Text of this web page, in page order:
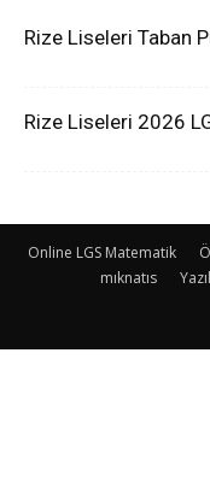
Rize Liseleri Taban
Rize Liseleri 2026
Online LGS Matematik
mıknatıs